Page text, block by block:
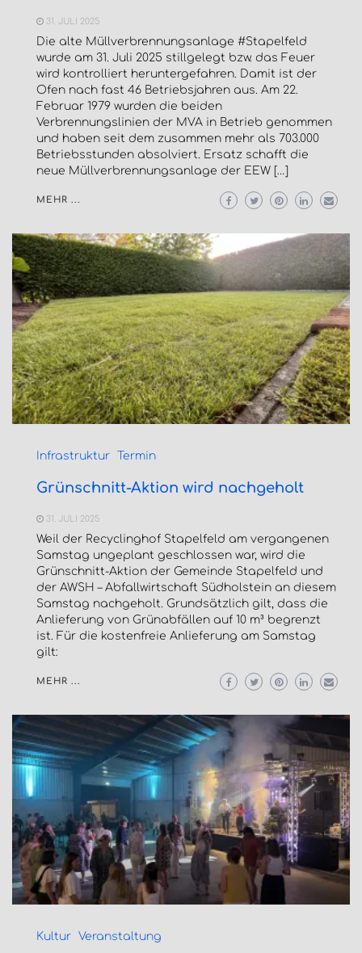
31. JULI 2025
Die alte Müllverbrennungsanlage #Stapelfeld
wurde am 31. Juli 2025 stillgelegt bzw. das Feuer
wird kontrolliert heruntergefahren. Damit ist der
Ofen nach fast 46 Betriebsjahren aus. Am 22.
Februar 1979 wurden die beiden
Verbrennungslinien der MVA in Betrieb genommen
und haben seit dem zusammen mehr als 703.000
Betriebsstunden absolviert. Ersatz schafft die
neue Müllverbrennungsanlage der EEW […]
MEHR ...
Infrastruktur Termin
Grünschnitt-Aktion wird nachgeholt
31. JULI 2025
Weil der Recyclinghof Stapelfeld am vergangenen
Samstag ungeplant geschlossen war, wird die
Grünschnitt-Aktion der Gemeinde Stapelfeld und
der AWSH – Abfallwirtschaft Südholstein an diesem
Samstag nachgeholt. Grundsätzlich gilt, dass die
Anlieferung von Grünabfällen auf 10 m³ begrenzt
ist. Für die kostenfreie Anlieferung am Samstag
gilt:
MEHR ...
Kultur Veranstaltung